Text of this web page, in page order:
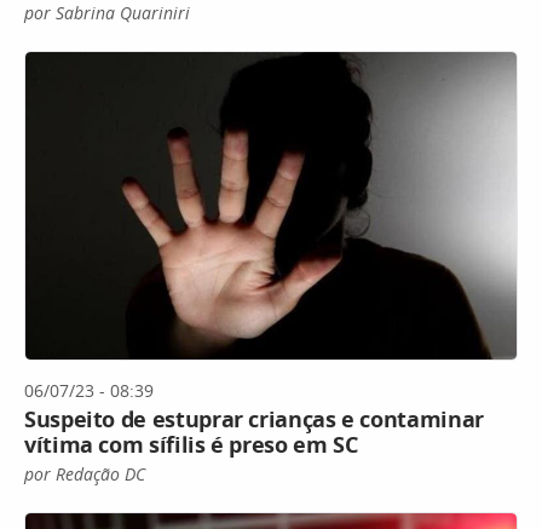
por Sabrina Quariniri
06/07/23 - 08:39
Suspeito de estuprar crianças e contaminar
vítima com sífilis é preso em SC
por Redação DC